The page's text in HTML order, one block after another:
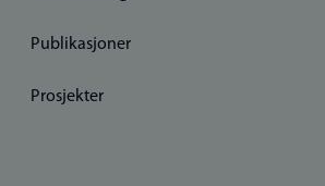
Publikasjoner
Prosjekter